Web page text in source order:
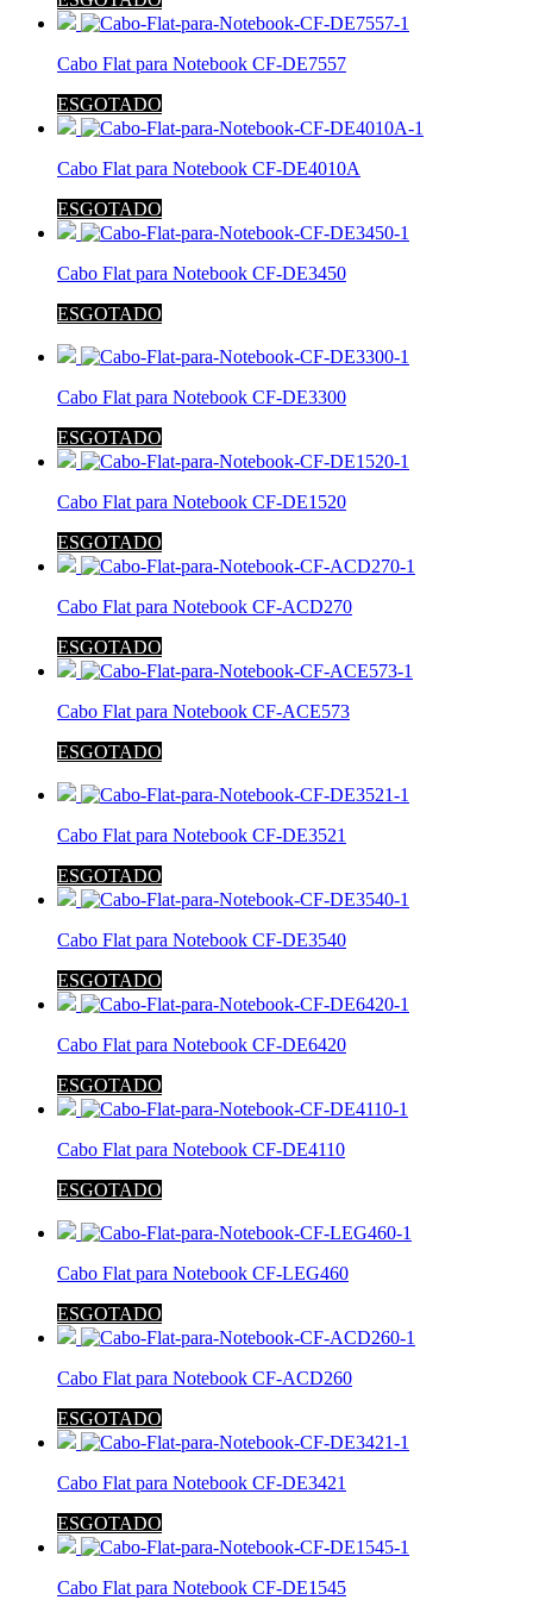
Cabo Flat para Notebook CF-DE7557
ESGOTADO
Cabo Flat para Notebook CF-DE4010A
ESGOTADO
Cabo Flat para Notebook CF-DE3450
ESGOTADO
Cabo Flat para Notebook CF-DE3300
ESGOTADO
Cabo Flat para Notebook CF-DE1520
ESGOTADO
Cabo Flat para Notebook CF-ACD270
ESGOTADO
Cabo Flat para Notebook CF-ACE573
ESGOTADO
Cabo Flat para Notebook CF-DE3521
ESGOTADO
Cabo Flat para Notebook CF-DE3540
ESGOTADO
Cabo Flat para Notebook CF-DE6420
ESGOTADO
Cabo Flat para Notebook CF-DE4110
ESGOTADO
Cabo Flat para Notebook CF-LEG460
ESGOTADO
Cabo Flat para Notebook CF-ACD260
ESGOTADO
Cabo Flat para Notebook CF-DE3421
ESGOTADO
Cabo Flat para Notebook CF-DE1545